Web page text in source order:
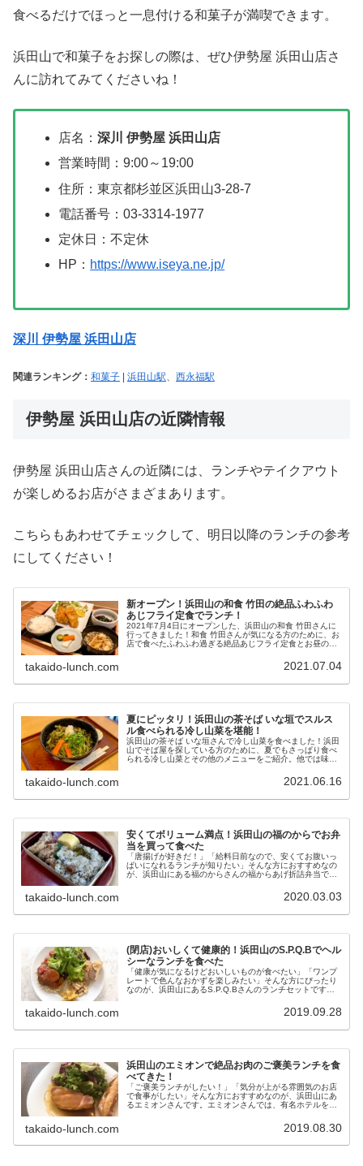
食べるだけでほっと一息付ける和菓子が満喫できます。
浜田山で和菓子をお探しの際は、ぜひ伊勢屋 浜田山店さ
んに訪れてみてくださいね！
店名：深川 伊勢屋 浜田山店
営業時間：9:00～19:00
住所：東京都杉並区浜田山3-28-7
電話番号：03-3314-1977
定休日：不定休
HP： https://www.iseya.ne.jp/
深川 伊勢屋 浜田山店
関連ランキング： 和菓子 浜田山駅、 西永福駅
伊勢屋 浜田山店の近隣情報
伊勢屋 浜田山店さんの近隣には、ランチやテイクアウト
が楽しめるお店がさまざまあります。
こちらもあわせてチェックして、明日以降のランチの参考
にしてください！
新オープン！浜田山の和食 竹田の絶品ふわふわ
あじフライ定食でランチ！
2021年7月4日にオープンした、浜田山の和食 竹田さんに
行ってきました！和食 竹田さんが気になる方のために、お
店で食べたふわふわ過ぎる絶品あじフライ定食とお昼のメ
takaido-lunch.com 2021.07.04
夏にピッタリ！浜田山の茶そば いな垣でスルス
ル食べられる冷し山菜を堪能！
浜田山の茶そば いな垣さんで冷し山菜を食べました！浜田
山でそば屋を探している方のために、夏でもさっぱり食べ
られる冷し山菜とその他のメニューをご紹介。他では味わ
takaido-lunch.com 2021.06.16
安くてボリューム満点！浜田山の福のからでお弁
当を買って食べた
「唐揚げが好きだ！」「給料日前なので、安くてお腹いっ
ぱいになれるランチが知りたい」そんな方におすすめなの
が、浜田山にある福のからさんの福からあげ折詰弁当で
takaido-lunch.com 2020.03.03
(閉店)おいしくて健康的！浜田山のS.P.Q.Bでヘル
シーなランチを食べた
「健康が気になるけどおいしいものが食べたい」「ワンプ
レートで色んなおかずを楽しみたい」そんな方にぴったり
なのが、浜田山にあるS.P.Q.Bさんのランチセットです。
takaido-lunch.com 2019.09.28
浜田山のエミオンで絶品お肉のご褒美ランチを食
べてきた！
「ご褒美ランチがしたい！」「気分が上がる雰囲気のお店
で食事がしたい」そんな方におすすめなのが、浜田山にあ
るエミオンさんです。エミオンさんでは、有名ホテルを経
takaido-lunch.com 2019.08.30